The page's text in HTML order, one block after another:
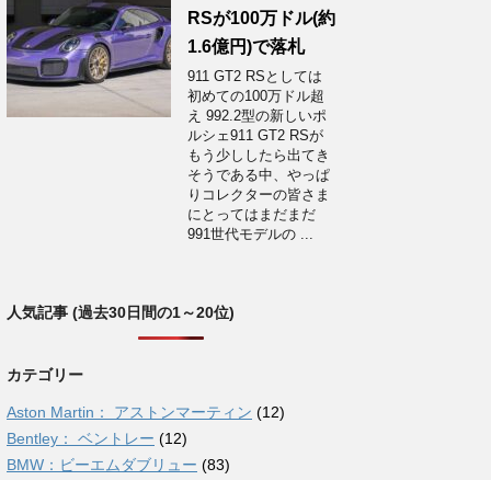
RSが100万ドル(約
1.6億円)で落札
911 GT2 RSとしては
初めての100万ドル超
え 992.2型の新しいポ
ルシェ911 GT2 RSが
もう少ししたら出てき
そうである中、やっぱ
りコレクターの皆さま
にとってはまだまだ
991世代モデルの ...
人気記事 (過去30日間の1～20位)
カテゴリー
Aston Martin： アストンマーティン (12)
Bentley： ベントレー (12)
BMW：ビーエムダブリュー (83)